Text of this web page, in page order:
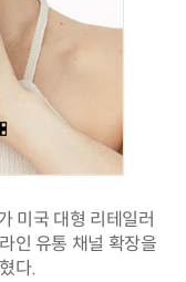
미국 대형 리테일러
인 유통 채널 확장을
다.